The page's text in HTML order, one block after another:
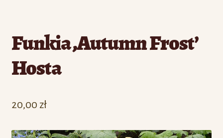
Funkia ‚Autumn Frost’
Hosta
20,00 zł